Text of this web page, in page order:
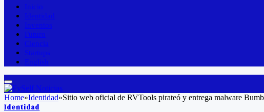
Inicio
Identidad
Inventos
Futuro
Ciencia
Startups
English
Home»Identidad»Sitio web oficial de RVTools pirateó y entrega malware
Identidad